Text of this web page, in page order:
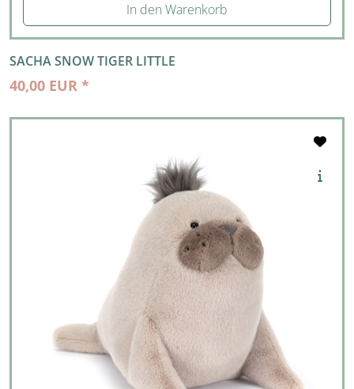
In den Warenkorb
SACHA SNOW TIGER LITTLE
40,00 EUR *